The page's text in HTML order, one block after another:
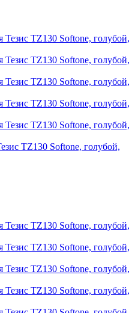
TZ130 Softone, голубой,